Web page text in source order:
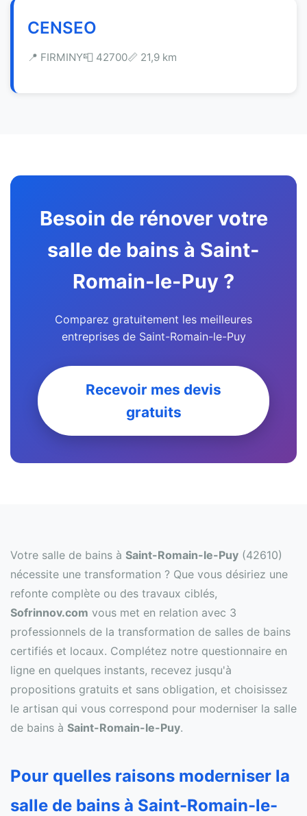
CENSEO
📍 FIRMINY📮 42700📏 21,9 km
Besoin de rénover votre
salle de bains à Saint-
Romain-le-Puy ?
Comparez gratuitement les meilleures
entreprises de Saint-Romain-le-Puy
Recevoir mes devis
gratuits
Votre salle de bains à Saint-Romain-le-Puy (42610)
nécessite une transformation ? Que vous désiriez une
refonte complète ou des travaux ciblés,
Sofrinnov.com vous met en relation avec 3
professionnels de la transformation de salles de bains
certifiés et locaux. Complétez notre questionnaire en
ligne en quelques instants, recevez jusqu'à
propositions gratuits et sans obligation, et choisissez
le artisan qui vous correspond pour moderniser la salle
de bains à Saint-Romain-le-Puy.
Pour quelles raisons moderniser la
salle de bains à Saint-Romain-le-